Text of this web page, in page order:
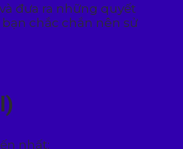
đưa ra những quyết
chắc chắn nên sử
nhất: